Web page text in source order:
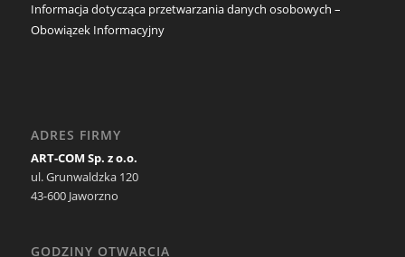
Informacja dotycząca przetwarzania danych osobowych –
Obowiązek Informacyjny
ADRES FIRMY
ART-COM Sp. z o.o.
ul. Grunwaldzka 120
43-600 Jaworzno
GODZINY OTWARCIA